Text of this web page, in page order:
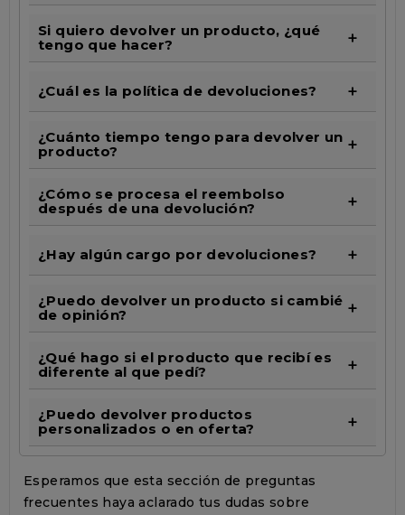
Si quiero devolver un producto, ¿qué
tengo que hacer?
¿Cuál es la política de devoluciones?
¿Cuánto tiempo tengo para devolver un
producto?
¿Cómo se procesa el reembolso
después de una devolución?
¿Hay algún cargo por devoluciones?
¿Puedo devolver un producto si cambié
de opinión?
¿Qué hago si el producto que recibí es
diferente al que pedí?
¿Puedo devolver productos
personalizados o en oferta?
Esperamos que esta sección de preguntas
frecuentes haya aclarado tus dudas sobre